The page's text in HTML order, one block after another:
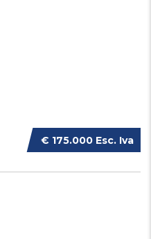
€ 175.000 Esc. Iva